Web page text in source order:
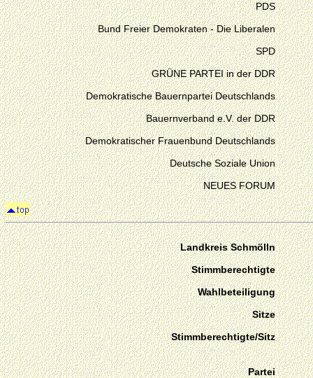
PDS
Bund Freier Demokraten - Die Liberalen
SPD
GRÜNE PARTEI in der DDR
Demokratische Bauernpartei Deutschlands
Bauernverband e.V. der DDR
Demokratischer Frauenbund Deutschlands
Deutsche Soziale Union
NEUES FORUM
Landkreis Schmölln
Stimmberechtigte
Wahlbeteiligung
Sitze
Stimmberechtigte/Sitz
Partei